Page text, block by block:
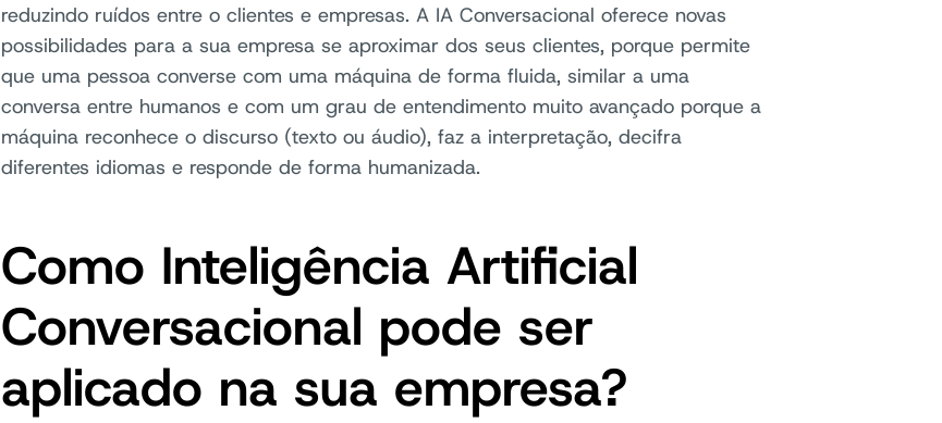
reduzindo ruídos entre o clientes e empresas. A IA Conversacional oferece novas
possibilidades para a sua empresa se aproximar dos seus clientes, porque permite
que uma pessoa converse com uma máquina de forma fluida, similar a uma
conversa entre humanos e com um grau de entendimento muito avançado porque a
máquina reconhece o discurso (texto ou áudio), faz a interpretação, decifra
diferentes idiomas e responde de forma humanizada.
Como Inteligência Artificial
Conversacional pode ser
aplicado na sua empresa?